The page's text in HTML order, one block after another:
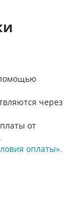
через
от
оплаты».